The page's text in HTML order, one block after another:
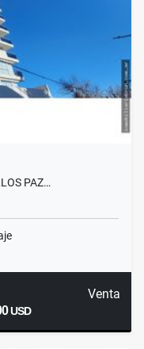
PAZ…
Venta
USD